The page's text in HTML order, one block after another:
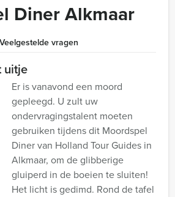
Diner Alkmaar
Veelgestelde vragen
uitje
Er is vanavond een moord
gepleegd. U zult uw
ondervragingstalent moeten
gebruiken tijdens dit Moordspel
Diner van Holland Tour Guides in
Alkmaar, om de glibberige
gluiperd in de boeien te sluiten!
Het licht is gedimd. Rond de tafel